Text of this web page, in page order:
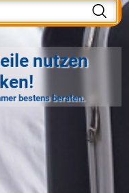
nutzen
bestens beraten.